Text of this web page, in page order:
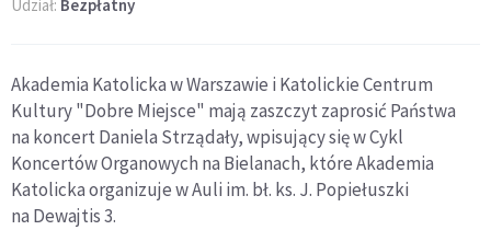
Udział: Bezpłatny
Akademia Katolicka w Warszawie i Katolickie Centrum
Kultury "Dobre Miejsce" mają zaszczyt zaprosić Państwa
na koncert Daniela Strządały, wpisujący się w Cykl
Koncertów Organowych na Bielanach, które Akademia
Katolicka organizuje w Auli im. bł. ks. J. Popiełuszki
na Dewajtis 3.